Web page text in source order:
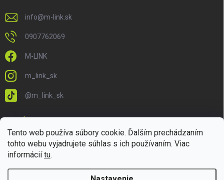
Tento web používa súbory cookie. Ďalším prechádzaním
tohto webu vyjadrujete súhlas s ich používaním. Viac
informáciítu.
info@m-link.sk
0907762069
M-LINK
m_link_sk
@m_link_sk